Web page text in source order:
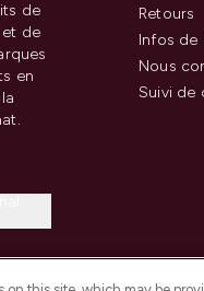
de
et de
en
Retours
Infos de
Nous
Suivi de